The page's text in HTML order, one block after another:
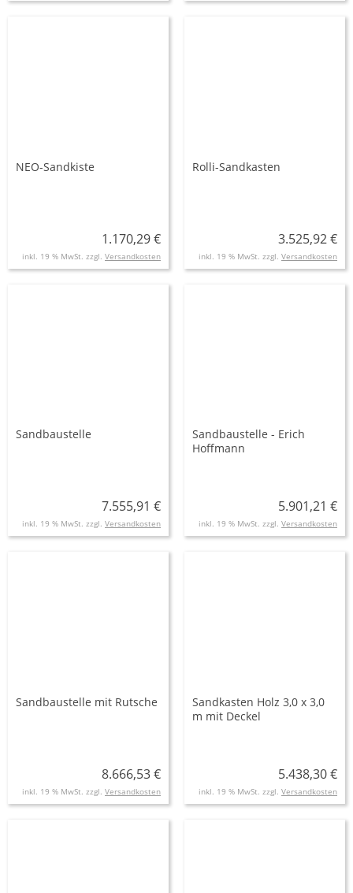
NEO-Sandkiste
1.170,29 €
inkl. 19 % MwSt. zzgl. Versandkosten
Rolli-Sandkasten
3.525,92 €
inkl. 19 % MwSt. zzgl. Versandkosten
Sandbaustelle
7.555,91 €
inkl. 19 % MwSt. zzgl. Versandkosten
Sandbaustelle - Erich
Hoffmann
5.901,21 €
inkl. 19 % MwSt. zzgl. Versandkosten
Sandbaustelle mit Rutsche
8.666,53 €
inkl. 19 % MwSt. zzgl. Versandkosten
Sandkasten Holz 3,0 x 3,0
m mit Deckel
5.438,30 €
inkl. 19 % MwSt. zzgl. Versandkosten